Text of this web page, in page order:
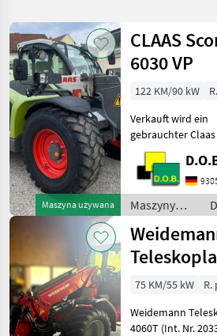
Kategoria 3 Kraj
AKTUALNA
ŚCIEŻKA
technika
budowlana
Maszyny
Budowlane
Ladowarki
Teleskopowe
KATEGORIĘ
Claas
97
JCB
95
Zresetuj
Pokaż
524
wyników
Maszyna używana
CLAAS
6030 VP
122 KM/90 kW
Verkauft wird ein
gebrauchter
Varipower
Kramer
hydraulisch -
Maszyny
budowlane /
Claas
4060T
75 KM/55 kW
R.
Weidemann
4060T (Int. Nr.